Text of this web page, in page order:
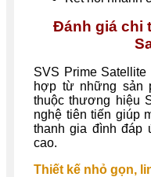
Đánh giá chi
SVS Prime
hợp từ những sản
thuộc thương hiệu
nghệ tiên tiến giúp
thanh gia đình đáp
cao.
Thiết kế nhỏ gọn,